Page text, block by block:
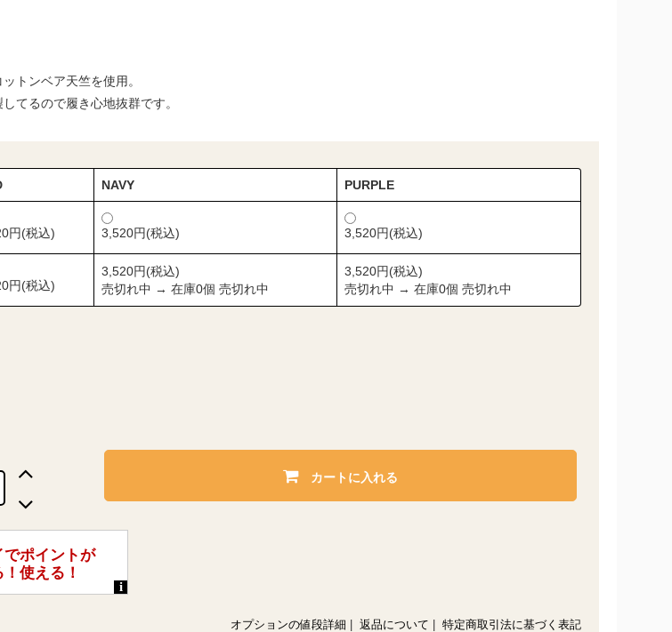
トンベア天竺を使用。
てるので履き心地抜群です。
NAVY PURPLE
円(税込) 3,520円(税込) 3,520円(税込)
円(税込)
3,520円(税込)
売切れ中 → 在庫0個 売切れ中
3,520円(税込)
売切れ中 → 在庫0個 売切れ中
カートに入れる
オプションの値段詳細 | 返品について | 特定商取引法に基づく表記